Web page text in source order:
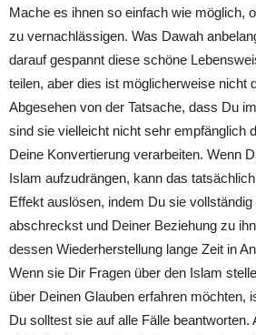
Mache es ihnen so einfach wie möglich,
zu vernachlässigen. Was Dawah
darauf gespannt diese schöne
teilen, aber dies ist möglicherweise nicht
Abgesehen von der Tatsache, dass Du
sind sie vielleicht nicht sehr empfänglich
Deine Konvertierung verarbeiten. Wenn
Islam aufzudrängen, kann das
Effekt auslösen, indem Du sie
abschreckst und Deiner Beziehung zu
dessen Wiederherstellung lange Zeit in
Wenn sie Dir Fragen über den Islam
über Deinen Glauben erfahren möchten,
Du solltest sie auf alle Fälle beantworten.